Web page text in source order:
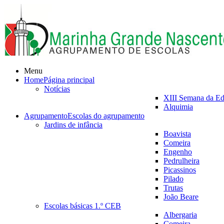
Menu
HomePágina principal
Notícias
XIII Semana da
Alquimia
AgrupamentoEscolas do agrupamento
Jardins de infância
Boavista
Comeira
Engenho
Pedrulheira
Picassinos
Pilado
Trutas
João Beare
Escolas básicas 1.º CEB
Albergaria